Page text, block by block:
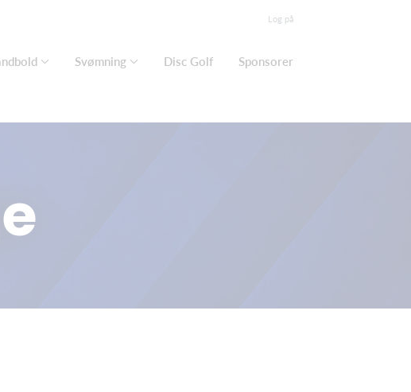
Log på
Svømning Disc Golf Sponsorer